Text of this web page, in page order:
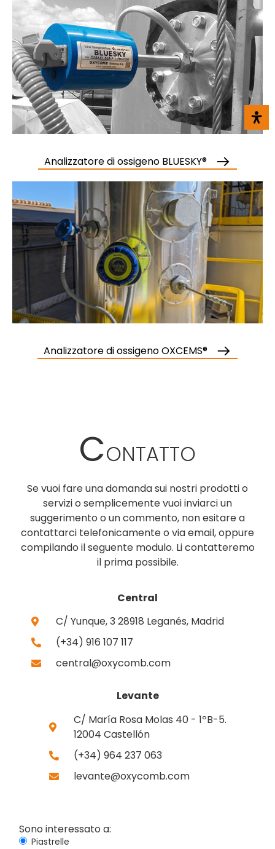
Analizzatore di ossigeno BLUESKY®
Analizzatore di ossigeno OXCEMS®
CONTATTO
Se vuoi fare una domanda sui nostri prodotti o
servizi o semplicemente vuoi inviarci un
suggerimento o un commento, non esitare a
contattarci telefonicamente o via email, oppure
compilando il seguente modulo. Li contatteremo
il prima possibile.
Central
C/ Yunque, 3 28918 Leganés, Madrid
(+34) 916 107 117
central@oxycomb.com
Levante
C/ María Rosa Molas 40 - 1ºB-5.
12004 Castellón
(+34) 964 237 063
levante@oxycomb.com
Sono interessato a:
Piastrelle